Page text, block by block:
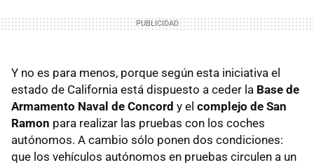
Y no es para menos, porque según esta iniciativa el
estado de California está dispuesto a ceder la Base de
Armamento Naval de Concord y el complejo de San
Ramon para realizar las pruebas con los coches
autónomos. A cambio sólo ponen dos condiciones:
que los vehículos autónomos en pruebas circulen a un